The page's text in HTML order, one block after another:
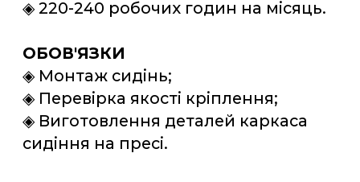
ДОДАТКОВІ УМОВИ
безкоштовно.
◈ Робочий автобус возить з місця
проживання до роботи та навпаки.
◈ Інструктаж з техніки безпеки.
◈ Медичний огляд за рахунок
компанії.